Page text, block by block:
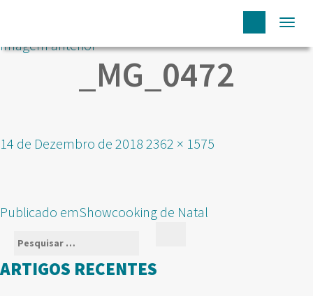
Imagem anterior
_MG_0472
Publicado
14 de Dezembro de 2018 Tamanho
2362 × 1575
NAVEGAÇÃO
ARTIGOS
Publicado emShowcooking de Natal
Pesquisar
por:
ARTIGOS RECENTES